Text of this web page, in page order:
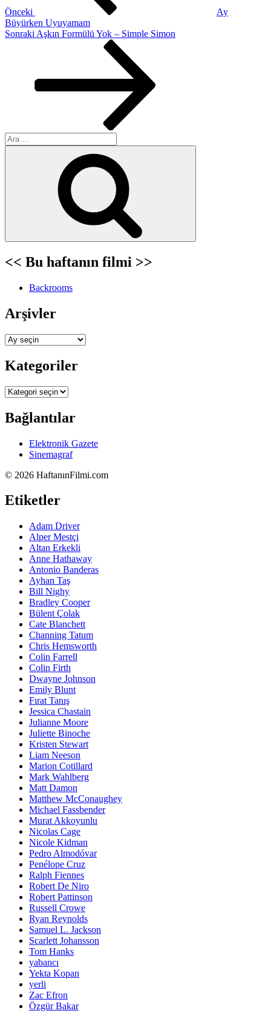
Önceki
Ay
Büyürken Uyuyamam
Sonraki
Sonraki Aşkın Formülü Yok – Simple Simon
Ara:
<< Bu haftanın filmi >>
Backrooms
Arşivler
Arşivler
Kategoriler
Kategoriler
Bağlantılar
Elektronik Gazete
Sinemagraf
© 2026 HaftanınFilmi.com
Etiketler
Adam Driver
Alper Mestçi
Altan Erkekli
Anne Hathaway
Antonio Banderas
Ayhan Taş
Bill Nighy
Bradley Cooper
Bülent Çolak
Cate Blanchett
Channing Tatum
Chris Hemsworth
Colin Farrell
Colin Firth
Dwayne Johnson
Emily Blunt
Fırat Tanış
Jessica Chastain
Julianne Moore
Juliette Binoche
Kristen Stewart
Liam Neeson
Marion Cotillard
Mark Wahlberg
Matt Damon
Matthew McConaughey
Michael Fassbender
Murat Akkoyunlu
Nicolas Cage
Nicole Kidman
Pedro Almodóvar
Penélope Cruz
Ralph Fiennes
Robert De Niro
Robert Pattinson
Russell Crowe
Ryan Reynolds
Samuel L. Jackson
Scarlett Johansson
Tom Hanks
yabancı
Yekta Kopan
yerli
Zac Efron
Özgür Bakar